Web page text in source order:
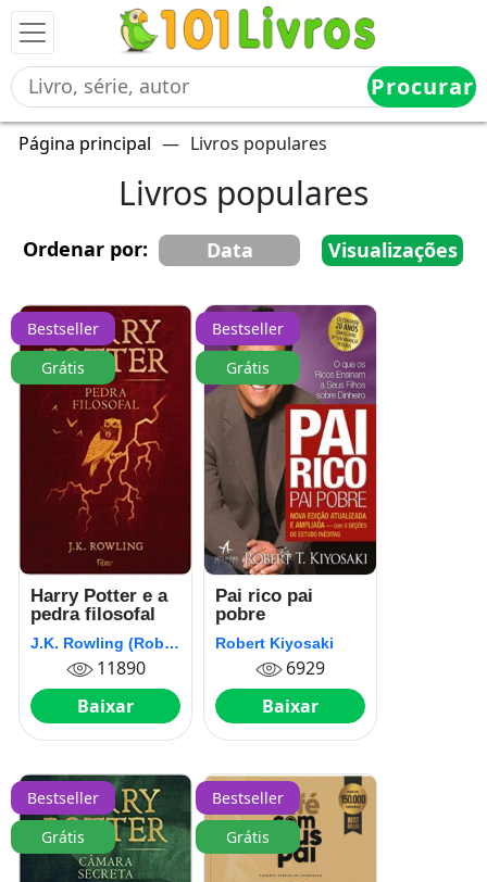
Procurar
Página principal — Livros populares
Livros populares
Ordenar por: Data Visualizações
Bestseller
Grátis
Harry Potter e a
pedra filosofal
J.K. Rowling (Robert Galbraith)
11890
Baixar
Bestseller
Grátis
Pai rico pai
pobre
Robert Kiyosaki
6929
Baixar
Bestseller
Grátis
Bestseller
Grátis